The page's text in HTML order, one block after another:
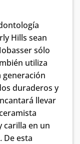
Hills sean
sólo
utiliza
generación
duraderos y
llevar
carilla en un
esta